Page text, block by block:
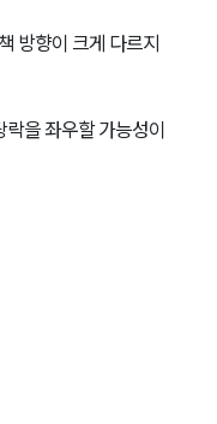
방향이 크게 다르지
을 좌우할 가능성이